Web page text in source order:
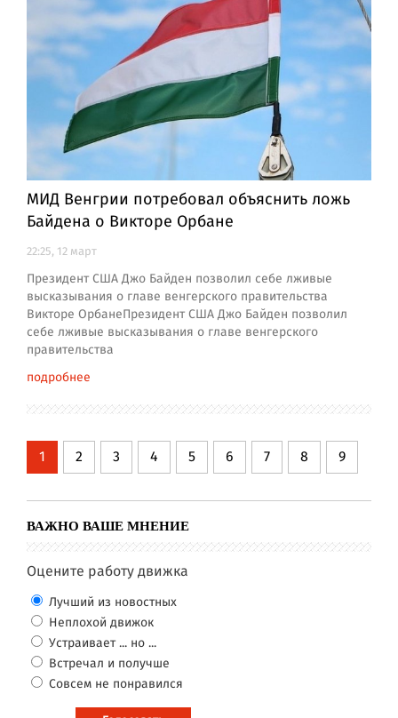
МИД Венгрии потребовал объяснить ложь
Байдена о Викторе Орбане
22:25, 12 март
Президент США Джо Байден позволил себе лживые
высказывания о главе венгерского правительства
Викторе ОрбанеПрезидент США Джо Байден позволил
себе лживые высказывания о главе венгерского
правительства
подробнее
1 2 3 4 5 6 7 8 9
ВАЖНО ВАШЕ МНЕНИЕ
Оцените работу движка
Лучший из новостных
Неплохой движок
Устраивает ... но ...
Встречал и получше
Совсем не понравился